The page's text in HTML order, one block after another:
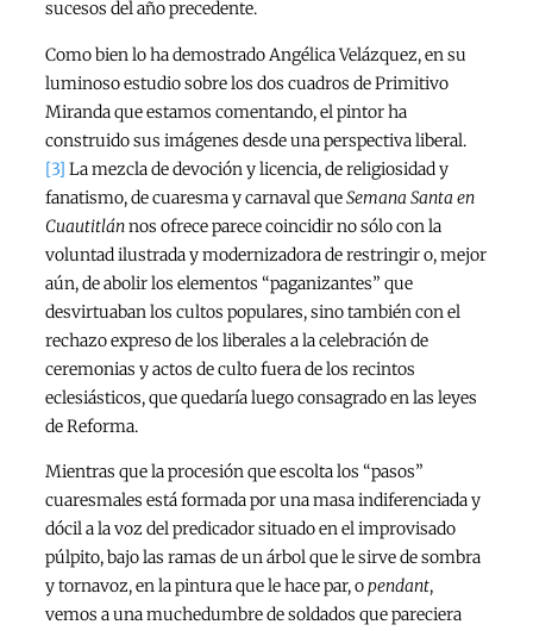
sucesos del año precedente.
Como bien lo ha demostrado Angélica Velázquez, en su
luminoso estudio sobre los dos cuadros de Primitivo
Miranda que estamos comentando, el pintor ha
construido sus imágenes desde una perspectiva liberal.
[3] La mezcla de devoción y licencia, de religiosidad y
fanatismo, de cuaresma y carnaval queSemana Santa en
Cuautitlánnos ofrece parece coincidir no sólo con la
voluntad ilustrada y modernizadora de restringir o, mejor
aún, de abolir los elementos “paganizantes” que
desvirtuaban los cultos populares, sino también con el
rechazo expreso de los liberales a la celebración de
ceremonias y actos de culto fuera de los recintos
eclesiásticos, que quedaría luego consagrado en las leyes
de Reforma.
Mientras que la procesión que escolta los “pasos”
cuaresmales está formada por una masa indiferenciada y
dócil a la voz del predicador situado en el improvisado
púlpito, bajo las ramas de un árbol que le sirve de sombra
y tornavoz, en la pintura que le hace par, opendant,
vemos a una muchedumbre de soldados que pareciera